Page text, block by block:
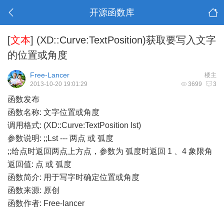
开源函数库
[文本] (XD::Curve:TextPosition)获取要写入文字
的位置或角度
楼主
Free-Lancer
3699 3
2013-10-20 19:01:29
函数发布
函数名称: 文字位置或角度
调用格式: (XD::Curve:TextPosition lst)
参数说明: ;;Lst --- 两点 或 弧度
;;给点时返回两点上方点，参数为 弧度时返回 1 、4 象限角
返回值: 点 或 弧度
函数简介: 用于写字时确定位置或角度
函数来源: 原创
函数作者: Free-lancer